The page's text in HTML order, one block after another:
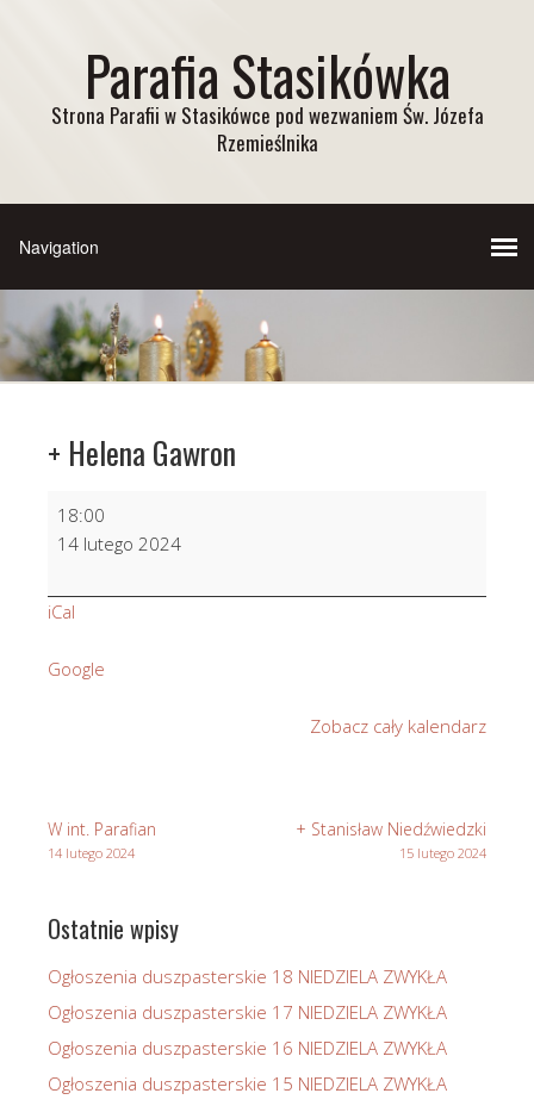
Parafia Stasikówka
Strona Parafii w Stasikówce pod wezwaniem Św. Józefa
Rzemieślnika
+ Helena Gawron
Helena
18:00
14 lutego 2024
iCal
Google
Zobacz cały kalendarz
W int. Parafian
14 lutego 2024
+ Stanisław Niedźwiedzki
15 lutego 2024
Ostatnie wpisy
Ogłoszenia duszpasterskie 18 NIEDZIELA ZWYKŁA
Ogłoszenia duszpasterskie 17 NIEDZIELA ZWYKŁA
Ogłoszenia duszpasterskie 16 NIEDZIELA ZWYKŁA
Ogłoszenia duszpasterskie 15 NIEDZIELA ZWYKŁA